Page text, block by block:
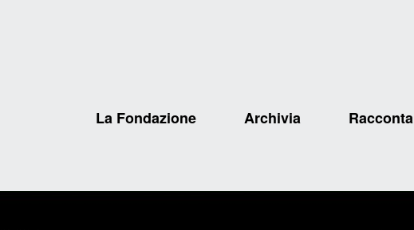
La Fondazione Archivia Racconta